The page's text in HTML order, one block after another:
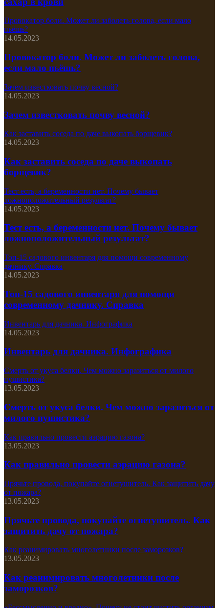
Провокатор боли. Может ли заболеть голова, если мало
пьёшь?
14.05.2023
Провокатор боли. Может ли заболеть голова,
если мало пьёшь?
Зачем известковать почву весной?
14.05.2023
Зачем известковать почву весной?
Как заставить соседа по даче выкопать борщевик?
14.05.2023
Как заставить соседа по даче выкопать
борщевик?
Тест есть, а беременности нет. Почему бывает
ложноположительный результат?
14.05.2023
Тест есть, а беременности нет. Почему бывает
ложноположительный результат?
Топ-15 садового инвентаря для помощи современному
дачнику. Справка
14.05.2023
Топ-15 садового инвентаря для помощи
современному дачнику. Справка
Инвентарь для дачника. Инфографика
14.05.2023
Инвентарь для дачника. Инфографика
Смерть от укуса белки. Чем можно заразиться от милого
пушистика?
13.05.2023
Смерть от укуса белки. Чем можно заразиться от
милого пушистика?
Как правильно провести аэрацию газона?
13.05.2023
Как правильно провести аэрацию газона?
Прячьте провода, покупайте огнетушитель. Как защитить дачу
от пожара?
13.05.2023
Прячьте провода, покупайте огнетушитель. Как
защитить дачу от пожара?
Как реанимировать многолетники после заморозков?
13.05.2023
Как реанимировать многолетники после
заморозков?